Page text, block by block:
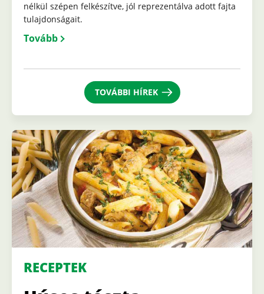
nélkül szépen felkészítve, jól reprezentálva adott fajta
tulajdonságait.
Tovább
TOVÁBBI HÍREK
RECEPTEK